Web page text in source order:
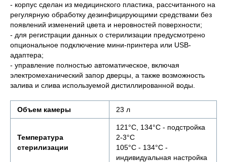
- корпус сделан из медицинского пластика, рассчитанного на
регулярную обработку дезинфицирующими средствами без
появлений изменений цвета и неровностей поверхности;
- для регистрации данных о стерилизации предусмотрено
опциональное подключение мини-принтера или USB-
адаптера;
- управление полностью автоматическое, включая
электромеханический запор дверцы, а также возможность
залива и слива используемой дистиллированной воды.
Объем камеры 23 л
Температура
стерилизации
121°C, 134°C - подстройка
2-3°C
105°C - 134°C -
индивидуальная настройка